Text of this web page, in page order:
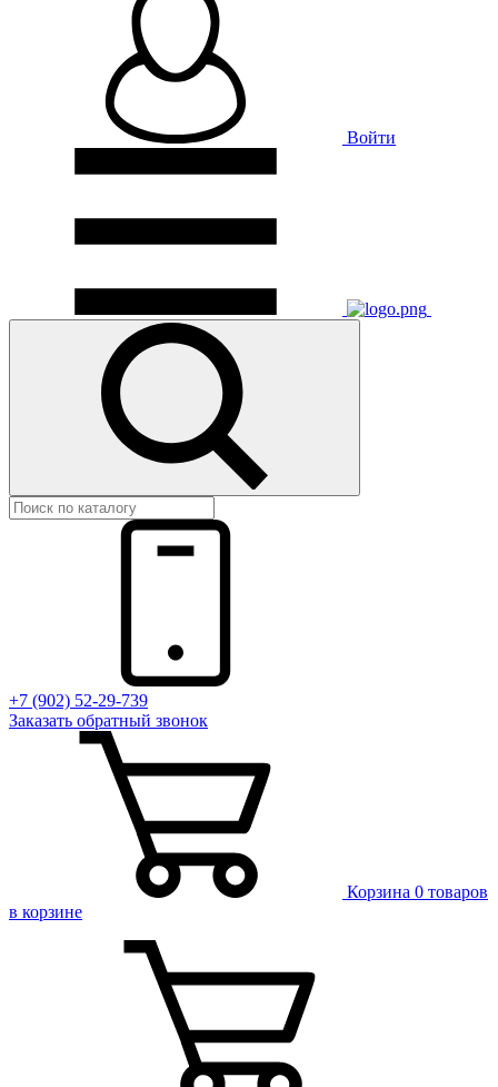
Войти
+7 (902) 52-29-739
Заказать обратный звонок
Корзина 0 товаров
в корзине